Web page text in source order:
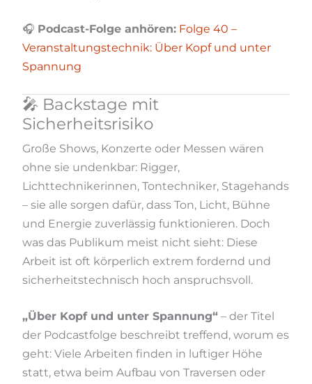
🎧 Podcast-Folge anhören: Folge 40 –
Veranstaltungstechnik: Über Kopf und unter
Spannung
🎤 Backstage mit
Sicherheitsrisiko
Große Shows, Konzerte oder Messen wären
ohne sie undenkbar: Rigger,
Lichttechnikerinnen, Tontechniker, Stagehands
– sie alle sorgen dafür, dass Ton, Licht, Bühne
und Energie zuverlässig funktionieren. Doch
was das Publikum meist nicht sieht: Diese
Arbeit ist oft körperlich extrem fordernd und
sicherheitstechnisch hoch anspruchsvoll.
„Über Kopf und unter Spannung“ – der Titel
der Podcastfolge beschreibt treffend, worum es
geht: Viele Arbeiten finden in luftiger Höhe
statt, etwa beim Aufbau von Traversen oder